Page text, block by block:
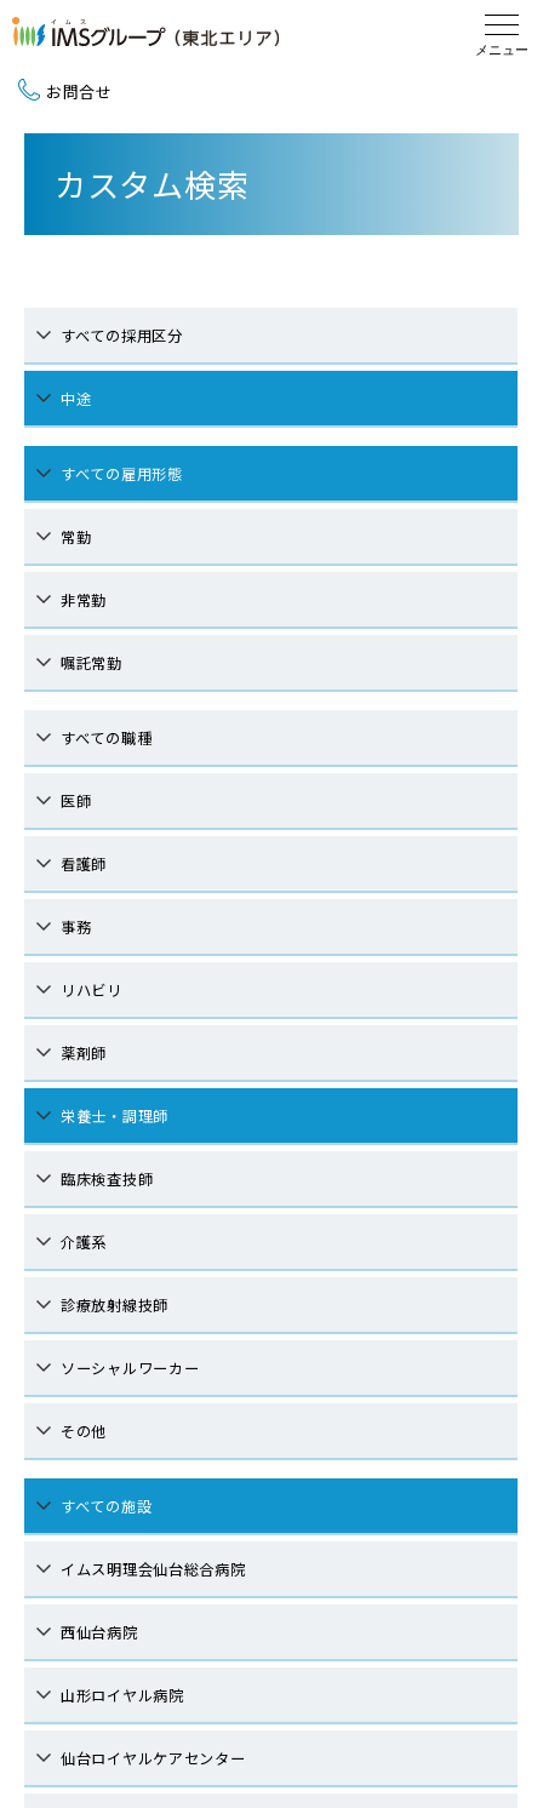
お問合せ
カスタム検索
すべての採用区分
中途
すべての雇用形態
常勤
非常勤
嘱託常勤
すべての職種
医師
看護師
事務
リハビリ
薬剤師
栄養士・調理師
臨床検査技師
介護系
診療放射線技師
ソーシャルワーカー
その他
すべての施設
イムス明理会仙台総合病院
西仙台病院
山形ロイヤル病院
仙台ロイヤルケアセンター